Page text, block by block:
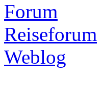
Forum
Reiseforum
Weblog